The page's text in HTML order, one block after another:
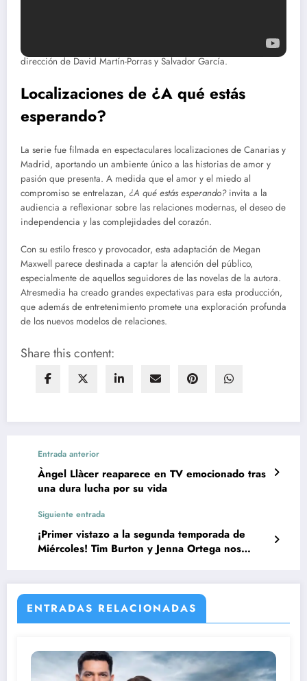
Canarias en colaboración con Diagonal y DeAPlaneta, bajo la
dirección de David Martín-Porras y Salvador García.
Localizaciones de ¿A qué estás
esperando?
La serie fue filmada en espectaculares localizaciones de Canarias y
Madrid, aportando un ambiente único a las historias de amor y
pasión que presenta. A medida que el amor y el miedo al
compromiso se entrelazan, ¿A qué estás esperando?invita a la
audiencia a reflexionar sobre las relaciones modernas, el deseo de
independencia y las complejidades del corazón.
Con su estilo fresco y provocador, esta adaptación de Megan
Maxwell parece destinada a captar la atención del público,
especialmente de aquellos seguidores de las novelas de la autora.
Atresmedia ha creado grandes expectativas para esta producción,
que además de entretenimiento promete una exploración profunda
de los nuevos modelos de relaciones.
Share this content:
Entrada anterior
Àngel Llàcer reaparece en TV emocionado tras
una dura lucha por su vida
Siguiente entrada
¡Primer vistazo a la segunda temporada de
Miércoles! Tim Burton y Jenna Ortega nos
ENTRADAS RELACIONADAS